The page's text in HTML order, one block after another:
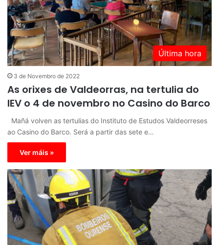
Última hora
3 de Novembro de 2022
As orixes de Valdeorras, na tertulia do
IEV o 4 de novembro no Casino do Barco
Mañá volven as tertulias do Instituto de Estudos Valdeorreses
ao Casino do Barco. Será a partir das sete e…
Ver máis »